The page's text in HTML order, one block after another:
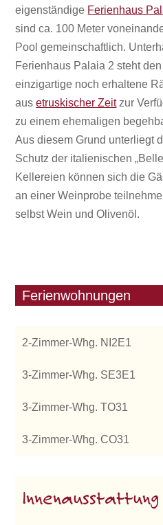
eigenständige Ferienhaus
sind ca. 100 Meter
Pool gemeinschaftlich.
Ferienhaus Palaia 2 steht
einzigartige noch erhaltene
ausetruskischer Zeitzur
zu einem ehemaligen
Aus diesem Grund unterliegt
Schutz der italienischen
Kellereien können sich die
an einer Weinprobe
selbst Wein und Olivenöl.
Ferienwohnungen
2-Zimmer-Whg. NI2E1
3-Zimmer-Whg. SE3E1
3-Zimmer-Whg. TO31
3-Zimmer-Whg. CO31
Innenausstattung